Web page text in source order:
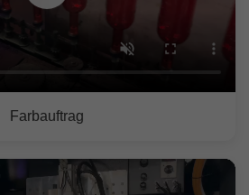
Farbauftrag